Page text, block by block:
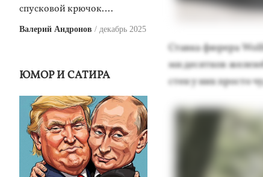
Став­ка фю­рера
ми де­сят­ков
стен у них прос­то
спусковой крючок….
Валерий Андронов декабрь 2025
ЮМОР И САТИРА